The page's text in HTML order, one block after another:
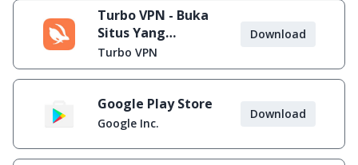
Turbo VPN - Buka
Situs Yang
Diblokir
Turbo VPN
Download
Google Play Store
Google Inc.
Download